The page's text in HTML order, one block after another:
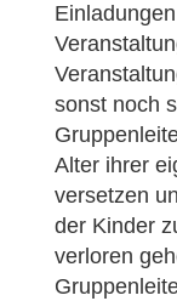
sonst noch
Alter ihrer
versetzen
der Kinder
verloren